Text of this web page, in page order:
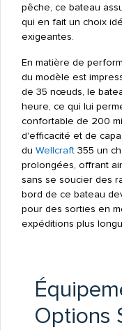
pêche, ce bateau
qui en fait un choix
exigeantes.
En matière de
du modèle est
de 35 nœuds, le
heure, ce qui lui
confortable de 200
d'efficacité et de
du Wellcraft355 un
prolongées, offrant
sans se soucier des
bord de ce bateau
pour des sorties en
expéditions plus
Options